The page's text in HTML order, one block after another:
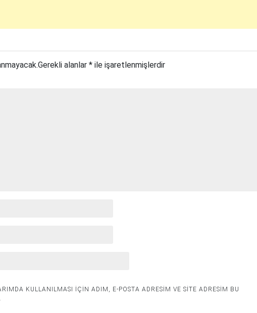
Gerekli alanlar * ile işaretlenmişlerdir
KULLANILMASI IÇIN ADIM, E-POSTA ADRESIM VE SITE ADRESIM BU